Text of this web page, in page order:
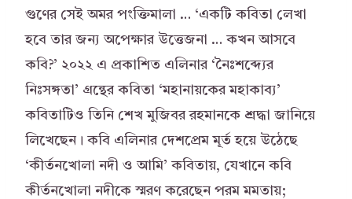
গুণের সেই অমর পংক্তিমালা … ‘একটি কবিতা লেখা
হবে তার জন্য অপেক্ষার উত্তেজনা … কখন আসবে
কবি?’ ২০২২ এ প্রকাশিত এলিনার ‘নৈঃশব্দ্যের
নিঃসঙ্গতা’ গ্রন্থের কবিতা ‘মহানায়কের মহাকাব্য’
কবিতাটিও তিনি শেখ মুজিবর রহমানকে শ্রদ্ধা জানিয়ে
লিখেছেন। কবি এলিনার দেশপ্রেম মূর্ত হয়ে উঠেছে
‘কীর্তনখোলা নদী ও আমি’ কবিতায়, যেখানে কবি
কীর্তনখোলা নদীকে স্মরণ করেছেন পরম মমতায়;